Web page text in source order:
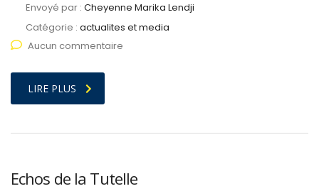
Envoyé par : Cheyenne Marika Lendji
Catégorie : actualites et media
Aucun commentaire
LIRE PLUS
Echos de la Tutelle